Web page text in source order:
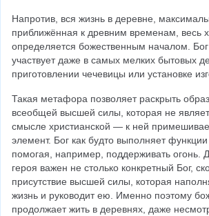
Напротив, вся жизнь в деревне,
приближённая к древним временам, весь
определяется божественным началом. Бог
участвует даже в самых мелких бытовых
приготовлении чечевицы или установке
Такая метафора позволяет раскрыть
всеобщей высшей силы, которая не
смысле христианской — к ней
элемент. Бог как будто выполняет функции
помогая, например, поддерживать огонь.
героя важен не столько конкретный Бог,
присутствие высшей силы, которая
жизнь и руководит ею. Именно поэтому
продолжает жить в деревнях, даже